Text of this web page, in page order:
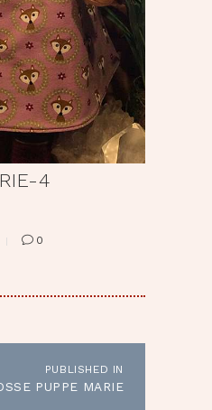
4
0
PUBLISHED IN
PUPPE MARIE